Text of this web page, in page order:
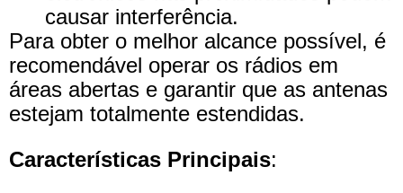
causar interferência.
Para obter o melhor alcance possível, é
recomendável operar os rádios em
áreas abertas e garantir que as antenas
estejam totalmente estendidas.
Características Principais: